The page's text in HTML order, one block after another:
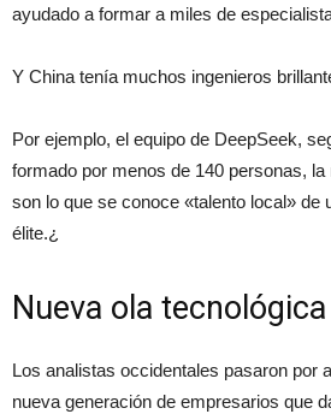
ayudado a formar a miles de
Y China tenía muchos ingenieros
Por ejemplo, el equipo de DeepSeek,
formado por menos de 140 personas,
son lo que se conoce «talento local» de
élite.¿
Nueva ola tecnológica
Los analistas occidentales pasaron por
nueva generación de empresarios que